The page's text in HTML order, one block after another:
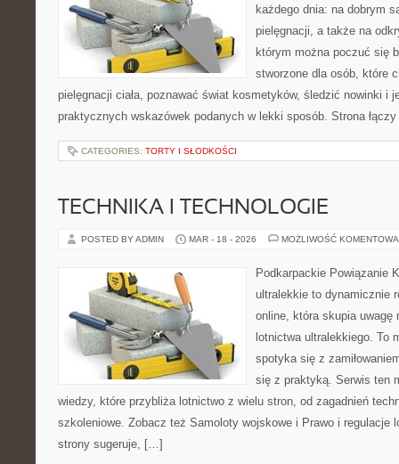
każdego dnia: na dobrym
pielęgnacji, a także na
którym można poczuć się
stworzone dla osób, które
pielęgnacji ciała, poznawać świat kosmetyków, śledzić nowinki i
praktycznych wskazówek podanych w lekki sposób. Strona
CATEGORIES: TORTY I SŁODKOŚCI
TECHNIKA I TECHNOLOGIE
POSTED BY ADMIN MAR - 18 - 2026 MOŻLIWOŚĆ
Podkarpackie Powiązanie
ultralekkie to dynamicznie
online, która skupia uwagę
lotnictwa ultralekkiego. To
spotyka się z
się z praktyką. Serwis ten
wiedzy, które przybliża lotnictwo z wielu stron, od zagadnień
szkoleniowe. Zobacz też Samoloty wojskowe i Prawo i regulacje
strony sugeruje, […]